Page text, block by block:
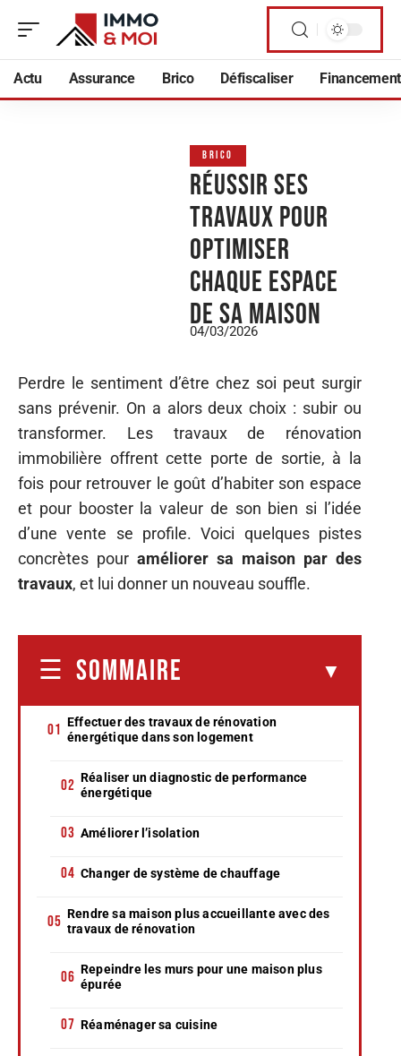
Actu Assurance Brico Défiscaliser Financement
BRICO
Réussir ses
travaux pour
optimiser
chaque espace
de sa maison
04/03/2026
Perdre le sentiment d’être chez soi peut surgir
sans prévenir. On a alors deux choix : subir ou
transformer. Les travaux de rénovation
immobilière offrent cette porte de sortie, à la
fois pour retrouver le goût d’habiter son espace
et pour booster la valeur de son bien si l’idée
d’une vente se profile. Voici quelques pistes
concrètes pour améliorer sa maison par des
travaux, et lui donner un nouveau souffle.
SOMMAIRE
Effectuer des travaux de rénovation
énergétique dans son logement
Réaliser un diagnostic de performance
énergétique
Améliorer l’isolation
Changer de système de chauffage
Rendre sa maison plus accueillante avec des
travaux de rénovation
Repeindre les murs pour une maison plus
épurée
Réaménager sa cuisine